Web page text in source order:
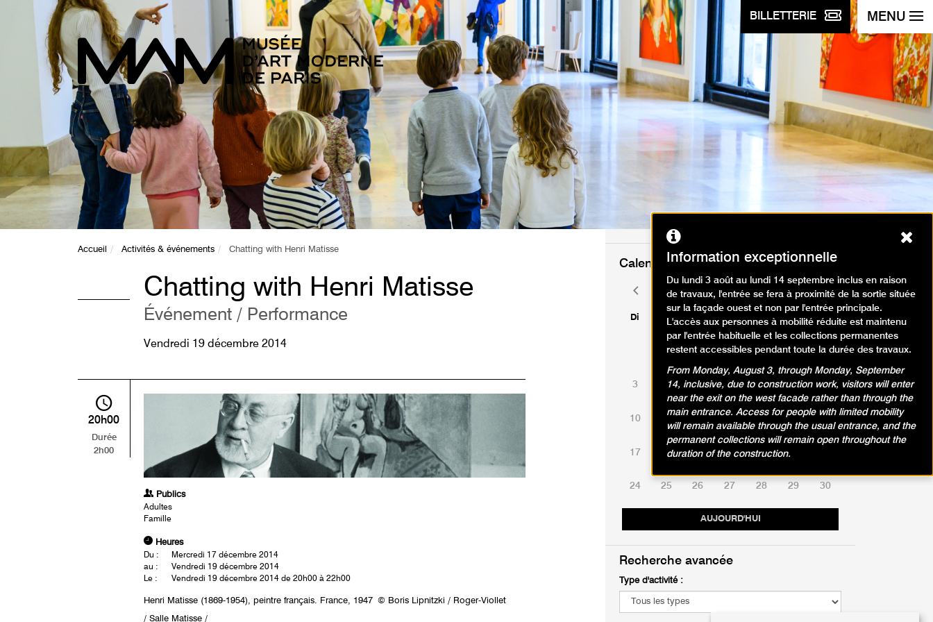
BILLETTERIE MENU
Accueil Activités & événements Chatting with Henri Matisse
Chatting with Henri Matisse
Événement / Performance
Vendredi 19 décembre 2014
20h00
Durée
2h00
Publics
Adultes
Famille
Heures
Du :
Mercredi 17 décembre 2014
au :
Vendredi 19 décembre 2014
Le :
Vendredi 19 décembre 2014 de 20h00 à 22h00
Henri Matisse (1869-1954), peintre français. France, 1947 © Boris Lipnitzki / Roger-Viollet
/ Salle Matisse /
Calendrier des événements
novembre 2024
Di Lu Ma Ve Sa
AUJOURD'HUI
1 2
3 4 5 6 7 8 9
10 12 13 14 15
17 18 19 20 21 22
24 25 26 27 28 29 30
Mois
précédent
Mois
suivant
Recherche avancée
Type d'activité :
Information exceptionnelle
Du lundi 3 août au lundi 14 septembre inclus en raison
de travaux, l'entrée se fera à proximité de la sortie située
sur la façade ouest et non par l'entrée principale.
L'accès aux personnes à mobilité réduite est maintenu
par l'entrée habituelle et les collections permanentes
restent accessibles pendant toute la durée des travaux.
From Monday, August 3, through Monday, September
14, inclusive, due to construction work, visitors will enter
near the exit on the west facade rather than through the
main entrance. Access for people with limited mobility
will remain available through the usual entrance, and the
permanent collections will remain open throughout the
duration of the construction.